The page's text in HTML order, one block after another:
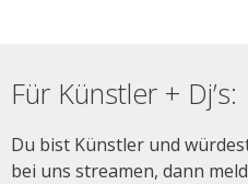
Für Künstler + Dj’s:
Du bist Künstler und
bei uns streamen, dann